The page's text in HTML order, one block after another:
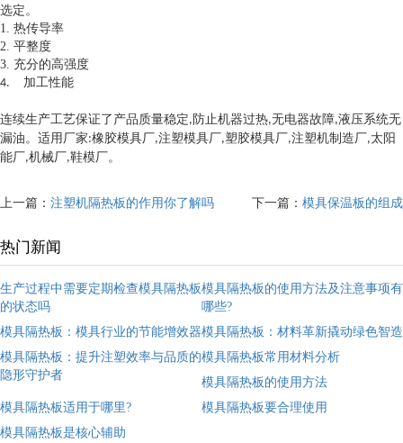
选定。
1. 热传导率
2. 平整度
3. 充分的高强度
4. 加工性能
连续生产工艺保证了产品质量稳定, 防止机器过热,无电器故障,液压系统无
漏油。适用厂家:橡胶模具厂,注塑模具厂,塑胶模具厂,注塑机制造厂,太阳
能厂,机械厂,鞋模厂。
上一篇： 注塑机隔热板的作用你了解吗 下一篇： 模具保温板的组成
热门新闻
生产过程中需要定期检查模具隔热板
的状态吗
模具隔热板的使用方法及注意事项有
哪些?
模具隔热板：模具行业的节能增效器模具隔热板：材料革新撬动绿色智造
模具隔热板：提升注塑效率与品质的
隐形守护者
模具隔热板常用材料分析
模具隔热板的使用方法
模具隔热板适用于哪里?
模具隔热板要合理使用
模具隔热板是核心辅助